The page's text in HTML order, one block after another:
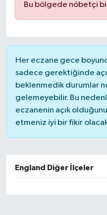
Bu bölgede nöbetçi
Her eczane gece
sadece gerektiğinde
beklenmedik durumlar
gelemeyebilir. Bu
eczanenin açık
etmeniz iyi bir fikir
England Diğer İlçeler